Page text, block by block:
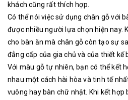
khách cũng rất thích hợp.
Có thể nói việc sử dụng chân gỗ với
được nhiều người lựa chọn hiện nay.
cho bàn ăn mà chân gỗ còn tạo sự
đẳng cấp của gia chủ và của thiết kế
Với màu gỗ tự nhiên, bạn có thể kết
nhau một cách hài hòa và tinh tế
vuông hay bàn chữ nhật. Khi kết hợp